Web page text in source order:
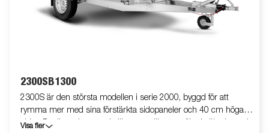
2300SB1300
2300S är den största modellen i serie 2000, byggd för att
rymma mer med sina förstärkta sidopaneler och 40 cm höga
sidor. Det är en bromsad släpvagn, vilket ger ökad säkerhet och
Visa fler